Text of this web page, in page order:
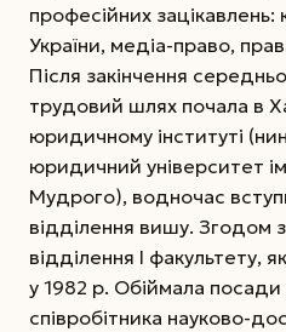
професійних
України, медіа-право,
Після закінчення
трудовий шлях почала в
юридичному інституті
юридичний університет
Мудрого), водночас
відділення вишу. Згодом
відділення I факультету,
у 1982 р. Обіймала посади
співробітника науково-